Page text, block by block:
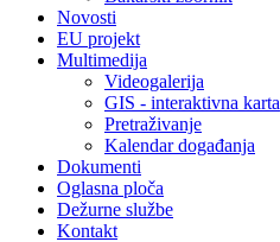
Novosti
EU projekt
Multimedija
Videogalerija
GIS - interaktivna karta
Pretraživanje
Kalendar događanja
Dokumenti
Oglasna ploča
Dežurne službe
Kontakt